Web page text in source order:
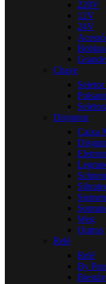
220V
12V
24V
Bobina
Chave
Disjuntor
Caixa
Weg
Outros
Relé
Relé
By